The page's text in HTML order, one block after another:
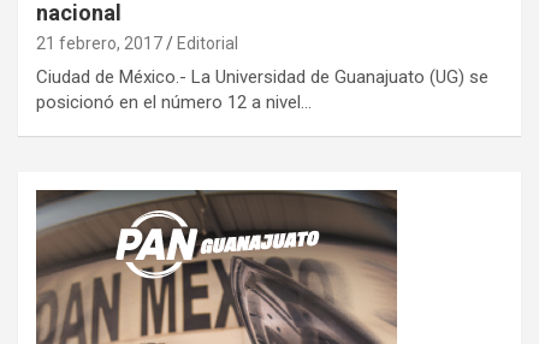
nacional
21 febrero, 2017 Editorial
Ciudad de México.- La Universidad de Guanajuato (UG) se
posicionó en el número 12 a nivel…